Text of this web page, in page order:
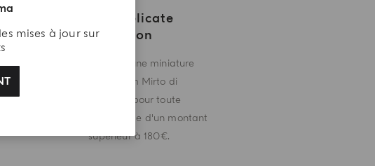
mises à jour sur
Une Délicate
Attention
Recevez une miniature
de parfum Mirto di
Panarea pour toute
commande d'un montant
supérieur à 180€.